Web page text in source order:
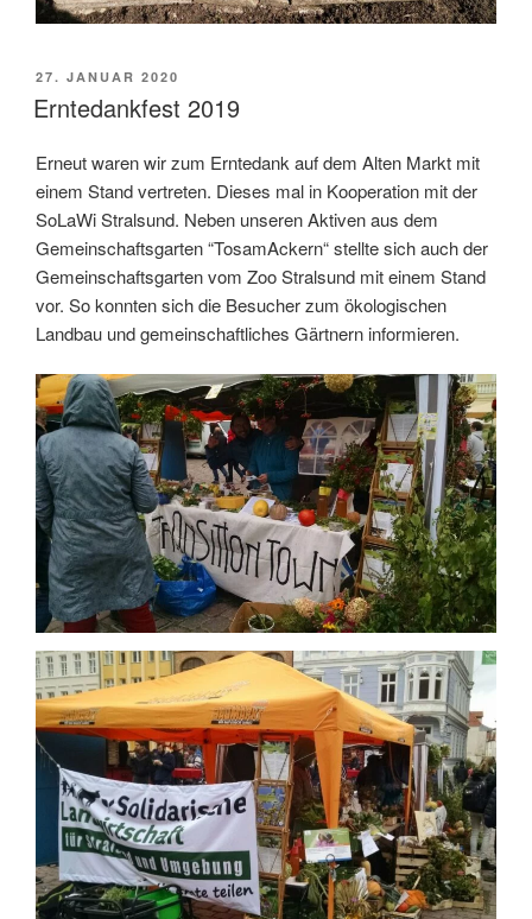
VERÖFFENTLICHT
AM
27. JANUAR 2020
Erntedankfest 2019
Erneut waren wir zum Erntedank auf dem Alten Markt mit
einem Stand vertreten. Dieses mal in Kooperation mit der
SoLaWi Stralsund. Neben unseren Aktiven aus dem
Gemeinschaftsgarten “TosamAckern“ stellte sich auch der
Gemeinschaftsgarten vom Zoo Stralsund mit einem Stand
vor. So konnten sich die Besucher zum ökologischen
Landbau und gemeinschaftliches Gärtnern informieren.